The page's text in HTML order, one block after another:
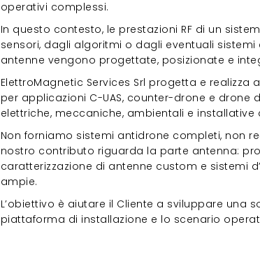
operativi complessi.
In questo contesto, le prestazioni RF di un
sensori, dagli algoritmi o dagli eventuali
antenne vengono progettate, posizionate e
ElettroMagnetic Services Srl progetta e
per applicazioni C-UAS, counter-drone e drone
elettriche, meccaniche, ambientali e installative
Non forniamo sistemi antidrone completi, non
nostro contributo riguarda la parte antenna:
caratterizzazione di antenne custom e sistemi
ampie.
L’obiettivo è aiutare il Cliente a sviluppare una
piattaforma di installazione e lo scenario